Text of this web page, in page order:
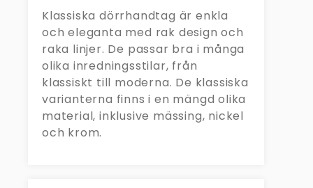
Klassiska dörrhandtag är enkla
och eleganta med rak design och
raka linjer. De passar bra i många
olika inredningsstilar, från
klassiskt till moderna. De klassiska
varianterna finns i en mängd olika
material, inklusive mässing, nickel
och krom.